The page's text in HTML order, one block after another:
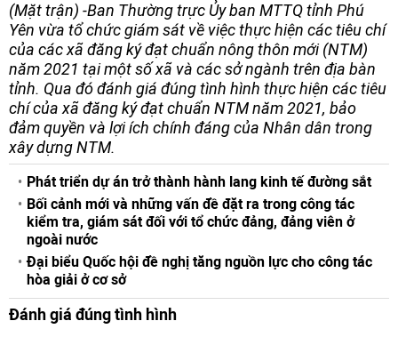
(Mặt trận) -Ban Thường trực Ủy ban MTTQ tỉnh Phú
Yên vừa tổ chức giám sát về việc thực hiện các tiêu chí
của các xã đăng ký đạt chuẩn nông thôn mới (NTM)
năm 2021 tại một số xã và các sở ngành trên địa bàn
tỉnh. Qua đó đánh giá đúng tình hình thực hiện các tiêu
chí của xã đăng ký đạt chuẩn NTM năm 2021, bảo
đảm quyền và lợi ích chính đáng của Nhân dân trong
xây dựng NTM.
Phát triển dự án trở thành hành lang kinh tế đường sắt
Bối cảnh mới và những vấn đề đặt ra trong công tác
kiểm tra, giám sát đối với tổ chức đảng, đảng viên ở
ngoài nước
Đại biểu Quốc hội đề nghị tăng nguồn lực cho công tác
hòa giải ở cơ sở
Đánh giá đúng tình hình